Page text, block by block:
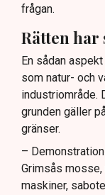
frågan.
Rätten har
En sådan
som natur- och
industriområde.
grunden gäller
gränser.
–
Grimsås
maskiner,